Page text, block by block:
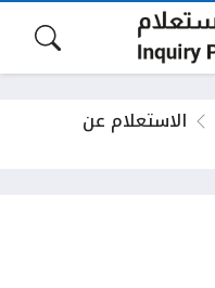
الاستعلام عن